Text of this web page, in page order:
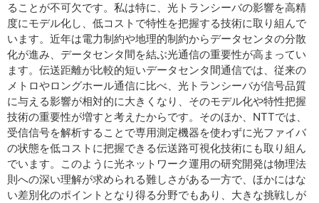
ることが不可欠です。私は特に、光トランシーバの影響を高精
度にモデル化し、低コストで特性を把握する技術に取り組んで
います。近年は電力制約や地理的制約からデータセンタの分散
化が進み、データセンタ間を結ぶ光通信の重要性が高まってい
ます。伝送距離が比較的短いデータセンタ間通信では、従来の
メトロやロングホール通信に比べ、光トランシーバが信号品質
に与える影響が相対的に大きくなり、そのモデル化や特性把握
技術の重要性が増すと考えたからです。そのほか、NTTでは、
受信信号を解析することで専用測定機器を使わずに光ファイバ
の状態を低コストに把握できる伝送路可視化技術にも取り組ん
でいます。このように光ネットワーク運用の研究開発は物理法
則への深い理解が求められる難しさがある一方で、ほかにはな
い差別化のポイントとなり得る分野でもあり、大きな挑戦しが